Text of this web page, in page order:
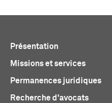
Présentation
Missions et services
Permanences juridiques
Recherche d'avocats